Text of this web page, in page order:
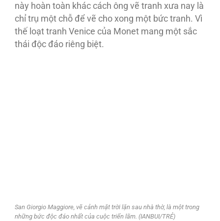
này hoàn toàn khác cách ông vẽ tranh xưa nay là
chỉ trụ một chỗ để vẽ cho xong một bức tranh. Vì
thế loạt tranh Venice của Monet mang một sắc
thái độc đáo riêng biệt.
San Giorgio Maggiore, vẽ cảnh mặt trời lặn sau nhà thờ, là một trong
những bức độc đáo nhất của cuộc triển lãm. (IANBUI/TRẺ)